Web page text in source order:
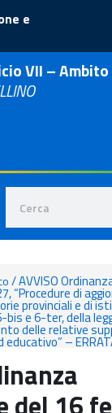
e
VII –
/AVVISO
“Procedure di
provinciali e di
bis e 6-ter, della
delle relative
–